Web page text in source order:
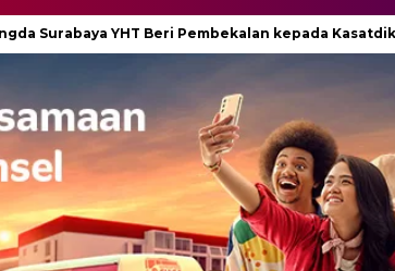
YHT Beri Pembekalan kepada Kasatdik